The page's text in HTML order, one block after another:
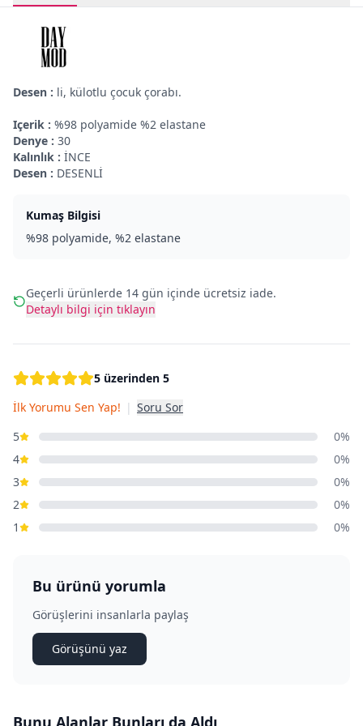
Desen : li, külotlu çocuk çorabı.
Içerik : %98 polyamide %2 elastane
Denye : 30
Kalınlık : İNCE
Desen : DESENLİ
Kumaş Bilgisi
%98 polyamide, %2 elastane
Geçerli ürünlerde 14 gün içinde ücretsiz iade.
Detaylı bilgi için tıklayın
5 üzerinden 5
İlk Yorumu Sen Yap! | Soru Sor
5
0%
4
0%
3
0%
2
0%
1
0%
Bu ürünü yorumla
Görüşlerini insanlarla paylaş
Görüşünü yaz
Bunu Alanlar Bunları da Aldı